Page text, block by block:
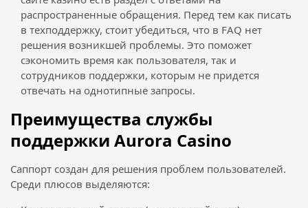
распространенные обращения. Перед тем как писать
в техподдержку, стоит убедиться, что в FAQ нет
решения возникшей проблемы. Это поможет
сэкономить время как пользователя, так и
сотрудников поддержки, которым не придется
отвечать на однотипные запросы.
Преимущества службы
поддержки Aurora Casino
Саппорт создан для решения проблем пользователей.
Среди плюсов выделяются: